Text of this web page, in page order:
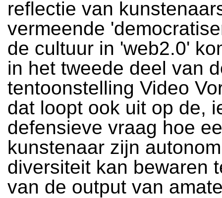
reflectie van
vermeende
de cultuur in 'web2.0'
in het tweede deel van
tentoonstelling Video
dat loopt ook uit op de,
defensieve vraag hoe
kunstenaar zijn
diversiteit kan bewaren
van de output van